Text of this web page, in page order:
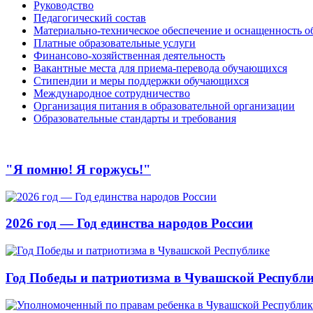
Руководство
Педагогический состав
Материально-техническое обеспечение и оснащенность
Платные образовательные услуги
Финансово-хозяйственная деятельность
Вакантные места для приема-перевода обучающихся
Стипендии и меры поддержки обучающихся
Международное сотрудничество
Организация питания в образовательной организации
Образовательные стандарты и требования
"Я помню! Я горжусь!"
2026 год — Год единства народов России
Год Победы и патриотизма в Чувашской